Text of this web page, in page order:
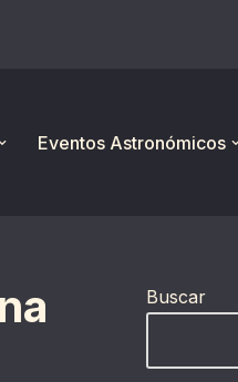
Eventos Astronómicos
Buscar